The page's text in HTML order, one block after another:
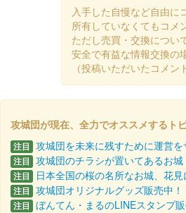
前橋城 御城印
前橋城 御城印
厩橋城（前橋
厩橋城 御城印
入手した自慢など自由に
所有していなくてもコメ
ただし売買・交換につい
安全で有益な情報交換の
（投稿いただいたコメ
攻城団が現在、全力でオススメするト
注目 攻城団を未来に残すために運営
注目 攻城団のチラシが置いてあるお城
注目 日本全国の桜の名所なお城、花
注目 攻城団オリジナルグッズ販売中！
注目 ぼんてん・まるのLINEスタンプ